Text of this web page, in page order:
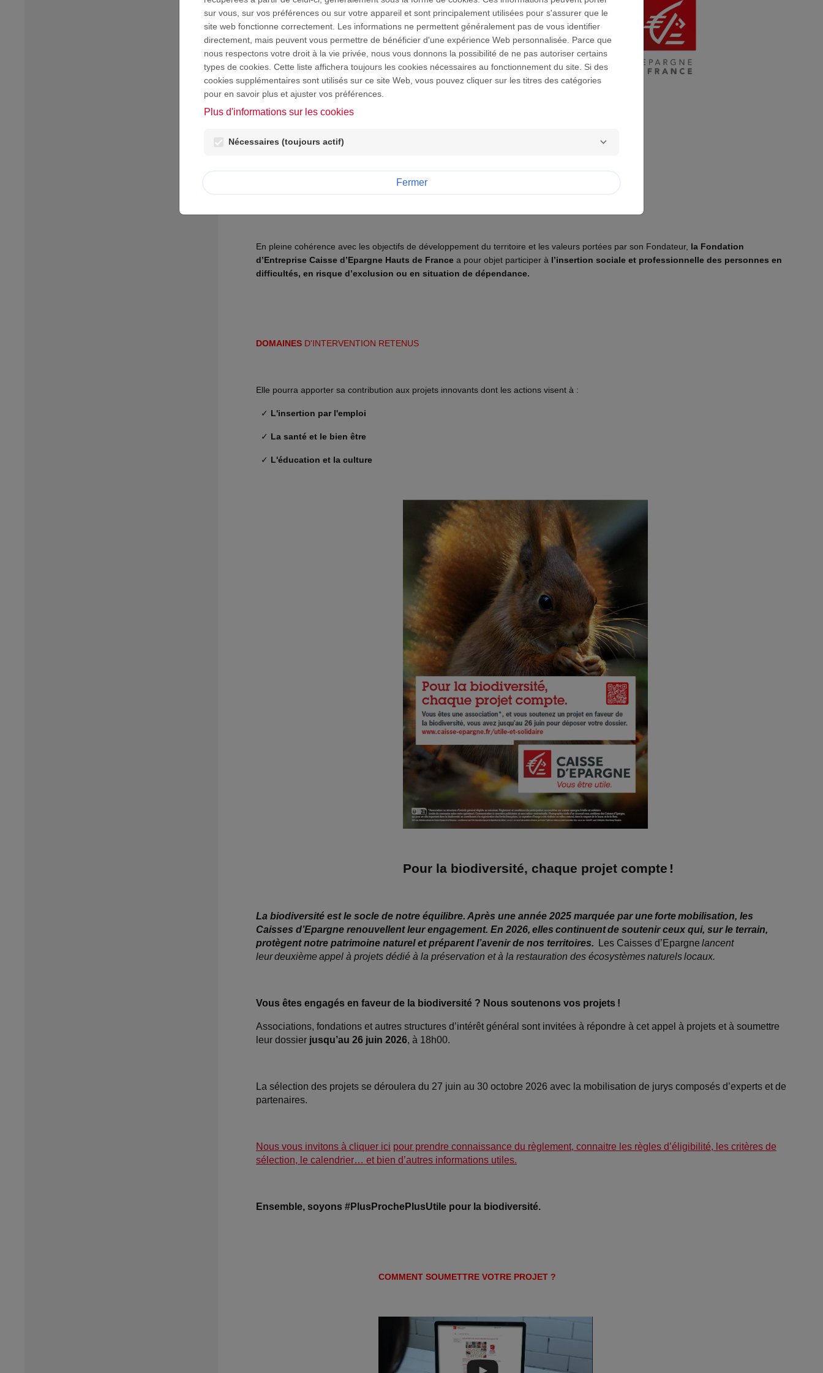
En pleine cohérence avec les objectifs de développement du territoire et les valeurs portées par son Fondateur, la Fondation
d’Entreprise Caisse d’Epargne Hauts de France a pour objet participer à l’insertion sociale et professionnelle des personnes en
difficultés, en risque d’exclusion ou en situation de dépendance.
DOMAINES D'INTERVENTION RETENUS
Elle pourra apporter sa contribution aux projets innovants dont les actions visent à :
✓ L'insertion par l'emploi
✓ La santé et le bien être
✓ L'éducation et la culture
Pour la biodiversité, chaque projet compte !
La biodiversité est le socle de notre équilibre. Après une année 2025 marquée par une fortemobilisation, les
Caisses d’Epargne renouvellent leur engagement. En 2026, elles continuentde soutenir ceux qui, sur le terrain,
protègent notre patrimoine naturel et préparent l’avenir de nos territoires. Les Caisses d’Epargne lancent
leurdeuxièmeappel à projets dédié à la préservation età la restauration des écosystèmesnaturelslocaux.
Vous êtes engagés en faveur de la biodiversité ? Nous soutenons vos projets !
Associations, fondations et autres structures d’intérêt général sont invitées à répondre à cet appel à projets et à soumettre
leur dossier jusqu’au 26 juin 2026, à 18h00.
La sélection des projets se déroulera du 27 juin au 30 octobre 2026 avec la mobilisation de jurys composés d’experts et de
partenaires.
Nous vous invitons à cliquer ici pour prendre connaissance du règlement, connaitre les règles d’éligibilité, les critères de
sélection, le calendrier… et bien d’autres informations utiles.
Ensemble, soyons #PlusProchePlusUtile pour la biodiversité.
COMMENT SOUMETTRE VOTRE PROJET ?
sur vous, sur vos préférences ou sur votre appareil et sont principalement utilisées pour s'assurer que le
site web fonctionne correctement. Les informations ne permettent généralement pas de vous identifier
directement, mais peuvent vous permettre de bénéficier d'une expérience Web personnalisée. Parce que
nous respectons votre droit à la vie privée, nous vous donnons la possibilité de ne pas autoriser certains
types de cookies. Cette liste affichera toujours les cookies nécessaires au fonctionnement du site. Si des
cookies supplémentaires sont utilisés sur ce site Web, vous pouvez cliquer sur les titres des catégories
pour en savoir plus et ajuster vos préférences.
Plus d'informations sur les cookies
Nécessaires (toujours actif)
Fermer